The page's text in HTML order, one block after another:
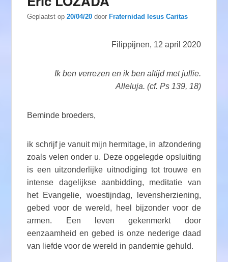
Geplaatst op20/04/20 doorFraternidad Iesus Caritas
Filippijnen, 12 april 2020
Ik ben verrezen en ik ben altijd met jullie.
Alleluja. (cf. Ps 139, 18)
Beminde broeders,
ik schrijf je vanuit mijn hermitage, in afzondering
zoals velen onder u. Deze opgelegde opsluiting
is een uitzonderlijke uitnodiging tot trouwe en
intense dagelijkse aanbidding, meditatie van
het Evangelie, woestijndag, levensherziening,
gebed voor de wereld, heel bijzonder voor de
armen. Een leven gekenmerkt door
eenzaamheid en gebed is onze nederige daad
van liefde voor de wereld in pandemie gehuld.